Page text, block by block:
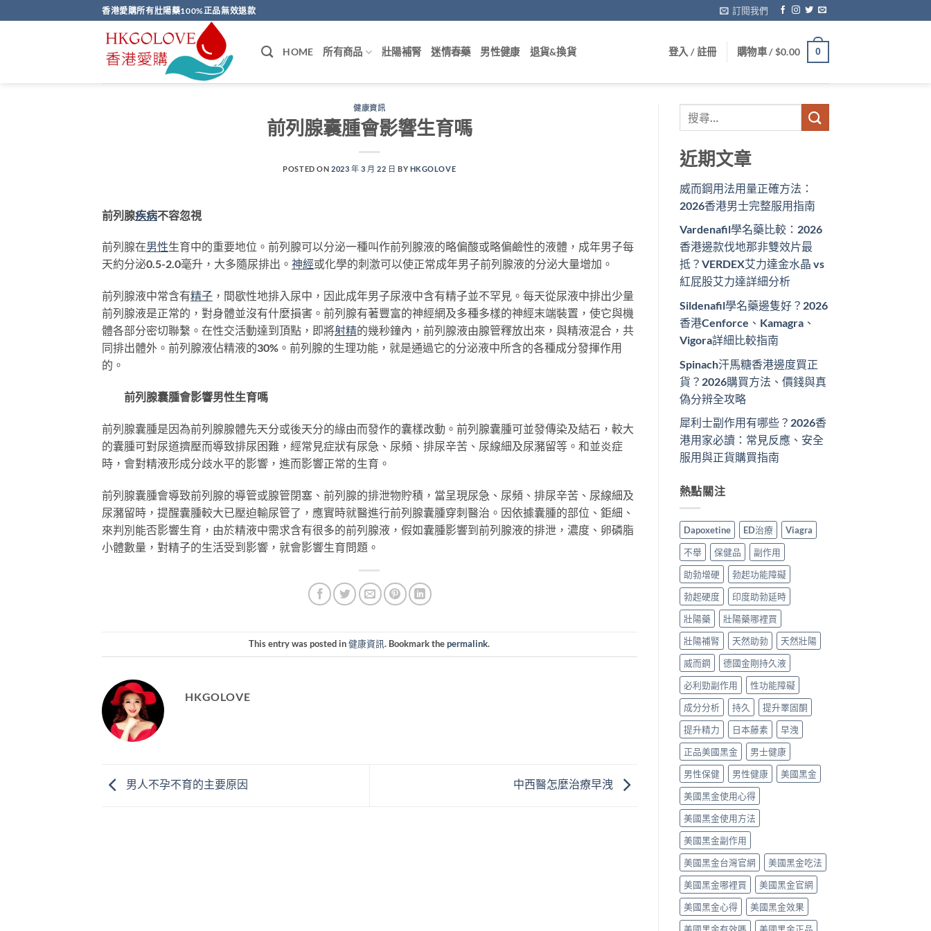
to
香港愛購所有壯陽藥100%正品無效退款 訂閱我們
HOME 所有商品 壯陽補腎 迷情春藥 男性健康 退貨&換貨 登入 / 註冊 購物車 /$0.00 0
健康資訊
前列腺囊腫會影響生育嗎
POSTED ON 2023 年 3 月 22 日 BY HKGOLOVE
前列腺疾病不容忽視
前列腺在男性生育中的重要地位。前列腺可以分泌一種叫作前列腺液的略偏酸或略偏鹼性的液體，成年男子每
天約分泌0.5-2.0毫升，大多隨尿排出。 神經或化學的刺激可以使正常成年男子前列腺液的分泌大量增加。
前列腺液中常含有精子 ，間歇性地排入尿中，因此成年男子尿液中含有精子並不罕見。每天從尿液中排出少量
前列腺液是正常的，對身體並沒有什麼損害。前列腺有著豐富的神經網及多種多樣的神經末端裝置，使它與機
體各部分密切聯繫。在性交活動達到頂點，即將射精的幾秒鐘內，前列腺液由腺管釋放出來，與精液混合，共
同排出體外。前列腺液佔精液的30%。前列腺的生理功能，就是通過它的分泌液中所含的各種成分發揮作用
的。
前列腺囊腫會影響男性生育嗎
前列腺囊腫是因為前列腺腺體先天分或後天分的緣由而發作的囊樣改動。前列腺囊腫可並發傳染及結石，較大
的囊腫可對尿道擠壓而導致排尿困難，經常見症狀有尿急、尿頻、排尿辛苦、尿線細及尿瀦留等。和並炎症
時，會對精液形成分歧水平的影響，進而影響正常的生育。
前列腺囊腫會導致前列腺的導管或腺管閉塞、前列腺的排泄物貯積，當呈現尿急、尿頻、排尿辛苦、尿線細及
尿瀦留時，提醒囊腫較大已壓迫輸尿管了，應實時就醫進行前列腺囊腫穿刺醫治。因依據囊腫的部位、鉅細、
來判別能否影響生育，由於精液中需求含有很多的前列腺液，假如囊腫影響到前列腺液的排泄，濃度、卵磷脂
小體數量，對精子的生活受到影響，就會影響生育問題。
This entry was posted in健康資訊. Bookmark thepermalink.
HKGOLOVE
男人不孕不育的主要原因 中西醫怎麼治療早洩
近期文章
威而鋼用法用量正確方法：
2026香港男士完整服用指南
Vardenafil學名藥比較：2026
香港邊款伐地那非雙效片最
抵？VERDEX艾力達金水晶 vs
紅屁股艾力達詳細分析
Sildenafil學名藥邊隻好？2026
香港Cenforce、Kamagra、
Vigora詳細比較指南
Spinach汗馬糖香港邊度買正
貨？2026購買方法、價錢與真
偽分辨全攻略
犀利士副作用有哪些？2026香
港用家必讀：常見反應、安全
服用與正貨購買指南
熱點關注
Dapoxetine ED治療
Viagra
不舉
保健品
副作用
助勃增硬
勃起功能障礙
勃起硬度
印度助勃延時
壯陽藥
壯陽藥哪裡買
壯陽補腎
天然助勃
天然壯陽
威而鋼
德國金剛持久液
必利勁副作用
性功能障礙
成分分析
持久
提升睪固酮
提升精力
日本藤素
早洩
正品美國黑金
男士健康
男性保健
男性健康
美國黑金
美國黑金使用心得
美國黑金使用方法
美國黑金副作用
美國黑金台灣官網
美國黑金吃法
美國黑金哪裡買
美國黑金官網
美國黑金心得
美國黑金效果
美國黑金有效嗎
美國黑金正品